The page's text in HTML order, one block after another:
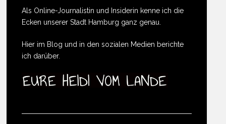
Als Online-Journalistin und Insiderin kenne ich die
Ecken unserer Stadt Hamburg ganz genau.
Hier im Blog und in den sozialen Medien berichte
ich darüber.